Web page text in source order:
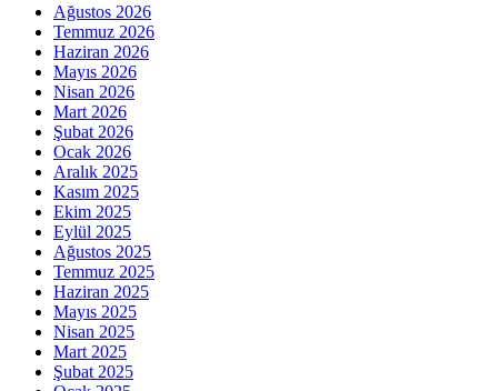
Ağustos 2026
Temmuz 2026
Haziran 2026
Mayıs 2026
Nisan 2026
Mart 2026
Şubat 2026
Ocak 2026
Aralık 2025
Kasım 2025
Ekim 2025
Eylül 2025
Ağustos 2025
Temmuz 2025
Haziran 2025
Mayıs 2025
Nisan 2025
Mart 2025
Şubat 2025